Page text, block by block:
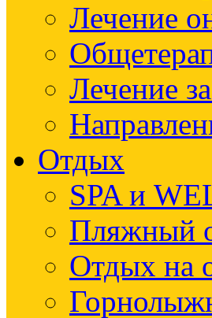
Лечение
Лечение
Отдых
SPA и
Пляжный
Отдых на